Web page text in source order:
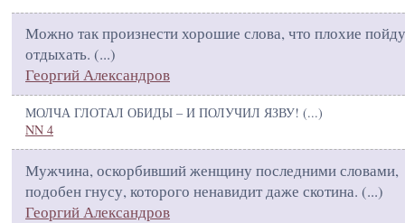
Можно так произнести хорошие слова, что плохие
отдыхать. (...)
Георгий Александров
МОЛЧА ГЛОТАЛ ОБИДЫ – И ПОЛУЧИЛ ЯЗВУ! (...)
NN 4
Мужчина, оскорбивший женщину последними словами,
подобен гнусу, которого ненавидит даже скотина. (...)
Георгий Александров